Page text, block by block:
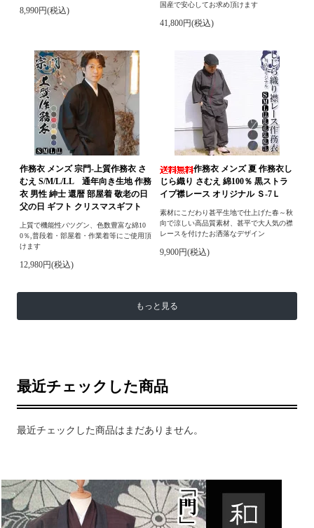
8,990円(税込)
国産で安心してお求め頂けます
41,800円(税込)
作務衣 メンズ 宗門-上質作務衣 さ
むえ S/M/L/LL 通年向き生地 作務
衣 男性 紳士 還暦 部屋着 敬老の日
父の日 ギフト クリスマスギフト
上質で機能性バツグン、色数豊富な綿10
0％,普段着・部屋着・作業着等にご使用頂
けます
12,980円(税込)
作務衣 メンズ 夏 作務衣し
じら織り さむえ 綿100％ 黒ストラ
イプ襟レース オリジナル Ｓ-7Ｌ
素材にこだわり甚平生地で仕上げた春～秋
向で涼しい高品質素材、甚平で大人気の襟
レースを付けたお洒落なデザイン
9,900円(税込)
もっと見る
最近チェックした商品
最近チェックした商品はまだありません。